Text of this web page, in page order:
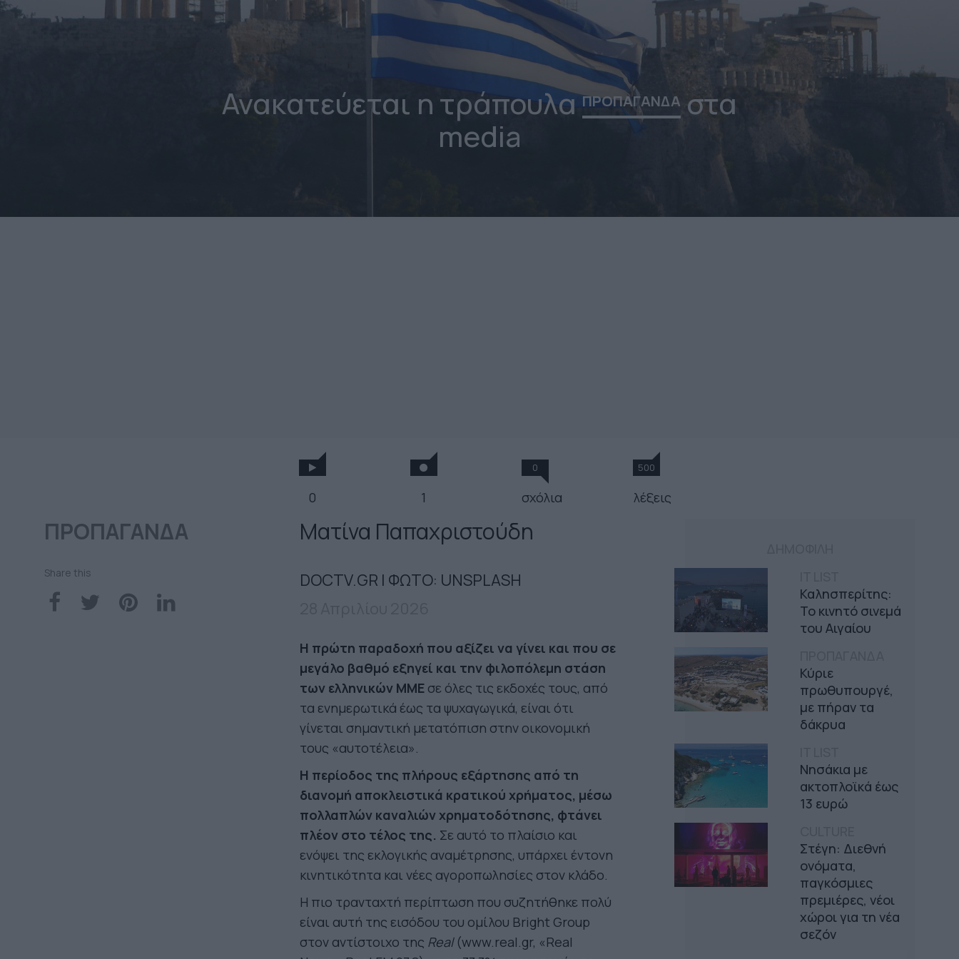
Ανακατεύεται η τράπουλαΠΡΟΠΑΓΑΝΔΑ στα
media
0 1
0
σχόλια
500
λέξεις
ΠΡΟΠΑΓΑΝΔΑ
Share this
Καλησπερίτης:
Το κινητό σινεμά
του Αιγαίου
Κύριε
πρωθυπουργέ,
με πήραν τα
δάκρυα
Νησάκια με
ακτοπλοϊκά έως
13 ευρώ
Στέγη: Διεθνή
ονόματα,
παγκόσμιες
πρεμιέρες, νέοι
χώροι για τη νέα
σεζόν
Ματίνα Παπαχριστούδη
DOCTV.GR | ΦΩΤΟ: UNSPLASH
Η πρώτη παραδοχή που αξίζει να γίνει και που σε
μεγάλο βαθμό εξηγεί και την φιλοπόλεμη στάση
των ελληνικών ΜΜΕσε όλες τις εκδοχές τους, από
τα ενημερωτικά έως τα ψυχαγωγικά, είναι ότι
γίνεται σημαντική μετατόπιση στην οικονομική
τους «αυτοτέλεια».
Η περίοδος της πλήρους εξάρτησης από τη
διανομή αποκλειστικά κρατικού χρήματος, μέσω
πολλαπλών καναλιών χρηματοδότησης, φτάνει
πλέον στο τέλος της. Σε αυτό το πλαίσιο και
ενόψει της εκλογικής αναμέτρησης, υπάρχει έντονη
κινητικότητα και νέες αγοροπωλησίες στον κλάδο.
Η πιο τρανταχτή περίπτωση που συζητήθηκε πολύ
είναι αυτή της εισόδου του ομίλου Bright Group
στον αντίστοιχο της Real(www.real.gr, «Real